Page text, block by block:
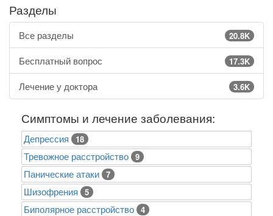
Разделы
Все разделы 20.8K
Бесплатный вопрос 17.3K
Лечение у доктора 3.6K
Симптомы и лечение заболевания:
Депрессия 18
Тревожное расстройство 9
Панические атаки 7
Шизофрения 5
Биполярное расстройство 4